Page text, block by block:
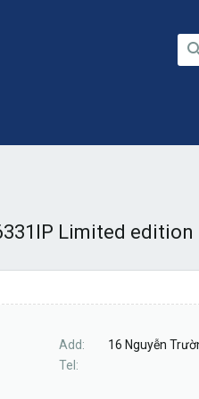
Limited edition
Add
16 Nguyễn
Tel